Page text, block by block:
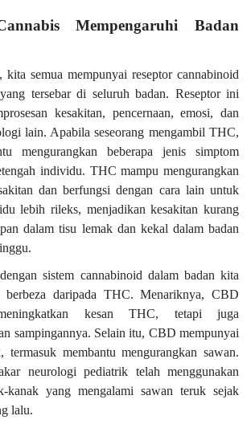
Mempengaruhi Badan
semua mempunyai reseptor cannabinoid
tersebar di seluruh badan. Reseptor ini
kesakitan, pencernaan, emosi, dan
lain. Apabila seseorang mengambil THC,
mengurangkan beberapa jenis simptom
individu. THC mampu mengurangkan
dan berfungsi dengan cara lain untuk
lebih rileks, menjadikan kesakitan kurang
dalam tisu lemak dan kekal dalam badan
sistem cannabinoid dalam badan kita
berbeza daripada THC. Menariknya, CBD
kesan THC, tetapi juga
sampingannya. Selain itu, CBD mempunyai
termasuk membantu mengurangkan sawan.
neurologi pediatrik telah menggunakan
kanak yang mengalami sawan teruk sejak
lalu.